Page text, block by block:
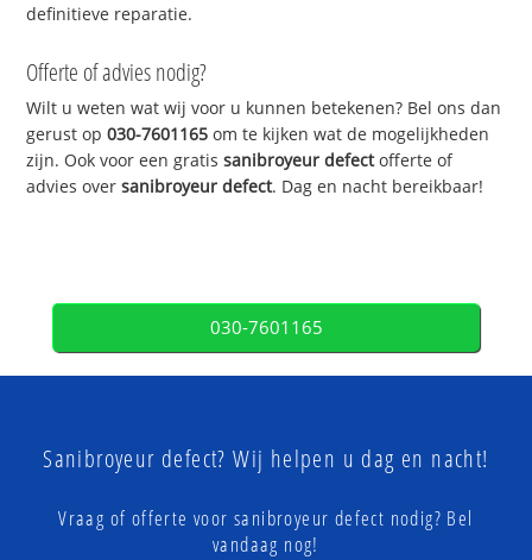
definitieve reparatie.
Offerte of advies nodig?
Wilt u weten wat wij voor u kunnen betekenen? Bel ons dan
gerust op030-7601165 om te kijken wat de mogelijkheden
zijn. Ook voor een gratissanibroyeur defectofferte of
advies oversanibroyeur defect. Dag en nacht bereikbaar!
030-7601165
Sanibroyeur defect? Wij helpen u dag en nacht!
Vraag of offerte voor sanibroyeur defect nodig? Bel
vandaag nog!